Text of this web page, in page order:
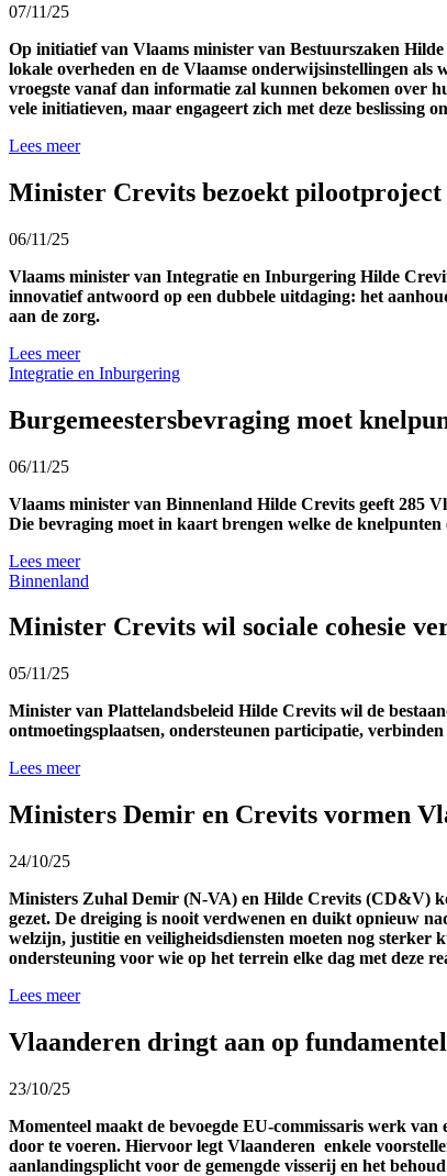
07/11/25
Op initiatief van Vlaams minister van Bestuurszaken
lokale overheden en de Vlaamse onderwijsinstellingen
vroegste vanaf dan informatie zal kunnen bekomen over
vele initiatieven, maar engageert zich met deze beslissing
Lees meer
Minister Crevits bezoekt pilootproject
06/11/25
Vlaams minister van Integratie en Inburgering Hilde
innovatief antwoord op een dubbele uitdaging: het
aan de zorg.
Lees meer
Integratie en Inburgering
Burgemeestersbevraging moet
06/11/25
Vlaams minister van Binnenland Hilde Crevits geeft 285
Die bevraging moet in kaart brengen welke de knelpunten
Lees meer
Binnenland
Minister Crevits wil sociale cohesie
05/11/25
Minister van Plattelandsbeleid Hilde Crevits wil de
ontmoetingsplaatsen, ondersteunen participatie,
Lees meer
Ministers Demir en Crevits vormen
24/10/25
Ministers Zuhal Demir (N-VA) en Hilde Crevits (CD&V)
gezet. De dreiging is nooit verdwenen en duikt opnieuw
welzijn, justitie en veiligheidsdiensten moeten nog sterker
ondersteuning voor wie op het terrein elke dag met deze
Lees meer
Vlaanderen dringt aan op
23/10/25
Momenteel maakt de bevoegde EU-commissaris werk
door te voeren. Hiervoor legt Vlaanderen enkele
aanlandingsplicht voor de gemengde visserij en het